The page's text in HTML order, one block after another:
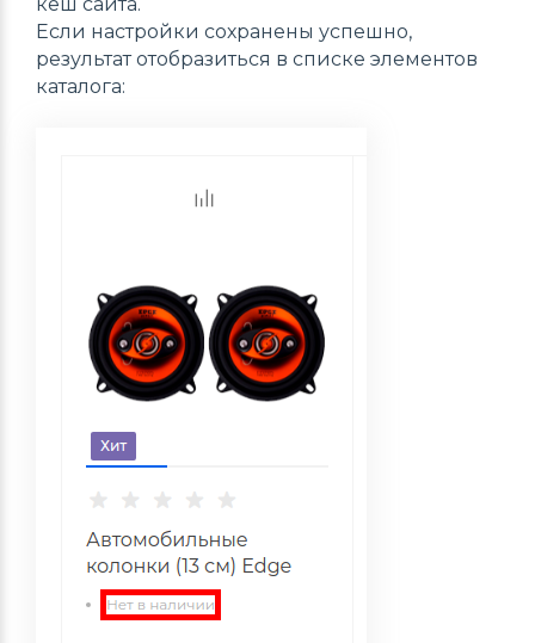
Если настройки сохранены успешно,
результат отобразиться в списке элементов
каталога: